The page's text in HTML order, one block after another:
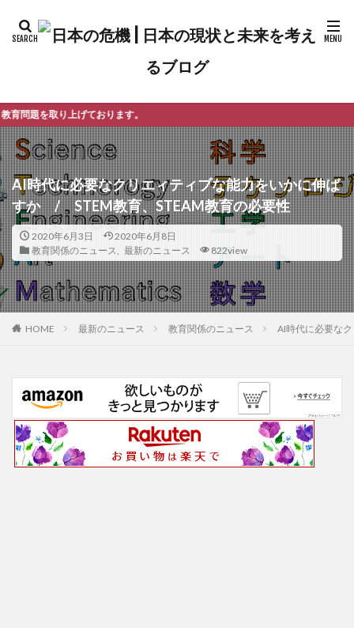
ます。
AI時代に必要なクリエィティブな能力をいかに伸ば
すか / STEM教育、STEAM教育の必要性
2020年6月3日
2020年6月8日
教育関係のニュース
最新のニュース 822view
HOME 最新のニュース 教育関係のニュース AI時代に必要な